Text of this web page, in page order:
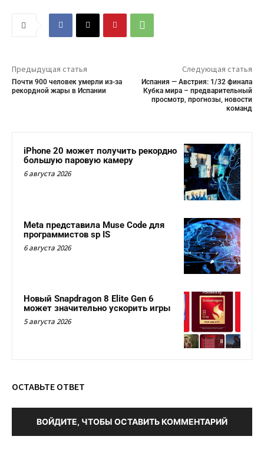
Предыдущая статья
Почти 900 человек умерли из-за
рекордной жары в Испании
Следующая статья
Испания — Австрия: 1/32 финала
Кубка мира – предварительный
просмотр, прогнозы, новости
команд
iPhone 20 может получить рекордно
большую паровую камеру
6 августа 2026
Meta представила Muse Code для
программистов sp IS
6 августа 2026
Новый Snapdragon 8 Elite Gen 6
может значительно ускорить игры
5 августа 2026
ОСТАВЬТЕ ОТВЕТ
ВОЙДИТЕ, ЧТОБЫ ОСТАВИТЬ КОММЕНТАРИЙ